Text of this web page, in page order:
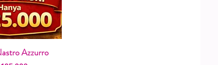
Cepat
Azzurro